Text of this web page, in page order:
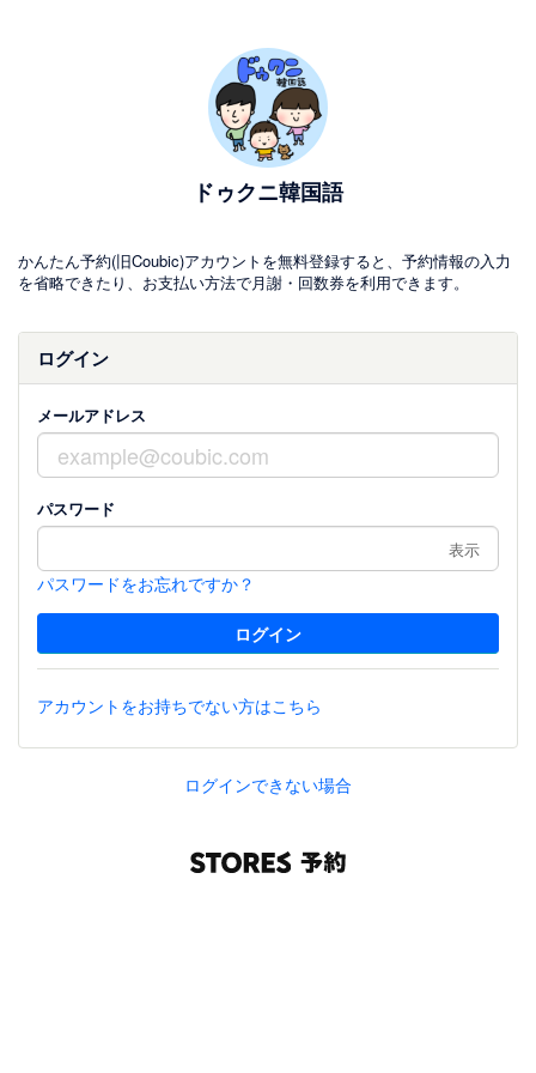
ドゥクニ韓国語
かんたん予約(旧Coubic)アカウントを無料登録すると、予約情報の入力
を省略できたり、お支払い方法で月謝・回数券を利用できます。
ログイン
メールアドレス
パスワード
表示
パスワードをお忘れですか？
アカウントをお持ちでない方はこちら
ログインできない場合